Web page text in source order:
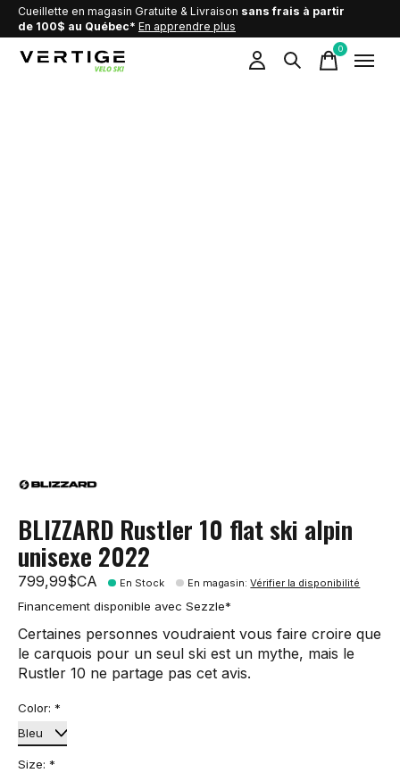
Cueillette en magasin Gratuite & Livraison sans frais à partir
de 100$ au Québec* En apprendre plus
0items
BLIZZARD Rustler 10 flat ski alpin
unisexe 2022
799,99$CA En Stock En magasin:Vérifier la disponibilité
Financement disponible avec Sezzle*
Certaines personnes voudraient vous faire croire que
le carquois pour un seul ski est un mythe, mais le
Rustler 10 ne partage pas cet avis.
Color: *
Size: *